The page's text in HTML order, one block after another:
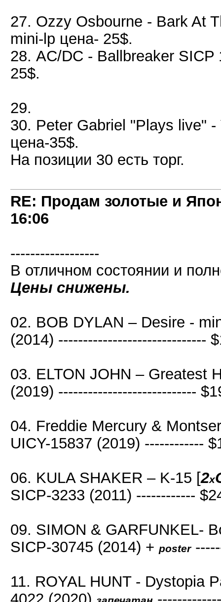
27. Ozzy Osbourne - Bark At
mini-lp цена- 25$.
28. AC/DC - Ballbreaker
25$.
29.
30. Peter Gabriel "Plays live"
цена-35$.
На позиции 30 есть торг.
RE: Продам золотые и
16:06
------------------
В отличном состоянии и
Цены снижены.
02. BOB DYLAN – Desire -
(2014) ------------------------------
03. ELTON JOHN – Greatest
(2019) ----------------------------
04. Freddie Mercury &
UICY-15837 (2019) ------------
06. KULA SHAKER – K-15 [2x
SICP-3233 (2011) ------------
09. SIMON & GARFUNKEL-
SICP-30745 (2014) + poster
11. ROYAL HUNT - Dystopia
4022 (2020)